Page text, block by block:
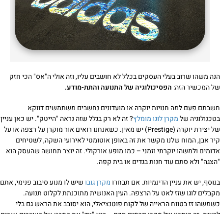
הנה משהו שרוב בעלי העסקים בכלל לא חושבים עליו, וזה אולי ה"אס" הכי חזק
של המכשיר הזה: הפסיכולוגיה של התנועה והתת-מודע.
חשבתם פעם למה חנויות יוקרה או מועדונים נחשבים משתמשים דווקא
בטכנולוגיה שלמקרן לוגו מומלץ? זה לא רק בגלל שזה נראה "הייטק". יש כאן עניין
של יצירת יוקרה (Prestige) יש מאין. כשאנחנו רואים אור מוקרן על רצפה או על
קיר אבן, המוח שלנו מקשר את זה באופן אוטומטי לאירועי השקה, לשטיחים
אדומים ולמשהו יוקרתי וזמני – כמו מופע אורקולי. זה יוצר תחושה שהעסק הוא
"הצגה" ולא סתם עוד חנות בגדים או בית קפה.
בנוסף, יש את עניין הדינמיות. אם תבחרומקרן גובושיש לו מנוע סיבוב פנימי, אתם
מקבלים לוגו שזז לאט על הרצפה. העין האנושית מתוכנתת לקלוט תנועה.
כשמשהו זז בטווח הראייה של לקוח פוטנציאלי, הוא יסובב את הראש גם בלי